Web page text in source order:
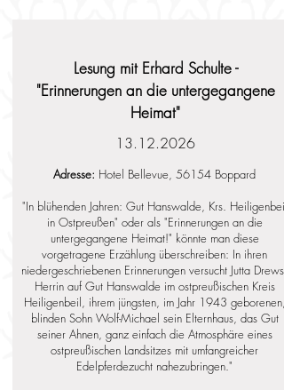
Lesung mit Erhard Schulte -
"Erinnerungen an die untergegangene
Heimat"
13.12.2026
Adresse: Hotel Bellevue, 56154 Boppard
"In blühenden Jahren: Gut Hanswalde, Krs. Heiligenbeil
in Ostpreußen" oder als "Erinnerungen an die
untergegangene Heimat!" könnte man diese
vorgetragene Erzählung überschreiben: In ihren
niedergeschriebenen Erinnerungen versucht Jutta Drews,
Herrin auf Gut Hanswalde im ostpreußischen Kreis
Heiligenbeil, ihrem jüngsten, im Jahr 1943 geborenen,
blinden Sohn Wolf-Michael sein Elternhaus, das Gut
seiner Ahnen, ganz einfach die Atmosphäre eines
ostpreußischen Landsitzes mit umfangreicher
Edelpferdezucht nahezubringen."